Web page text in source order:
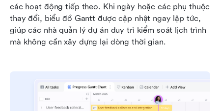
các hoạt động tiếp theo. Khi ngày hoặc các phụ thuộc
thay đổi, biểu đồ Gantt được cập nhật ngay lập tức,
giúp các nhà quản lý dự án duy trì kiểm soát lịch trình
mà không cần xây dựng lại dòng thời gian.